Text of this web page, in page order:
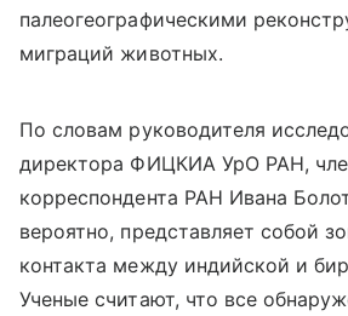
палеогеографическими
миграций животных.
По словам руководителя
директора ФИЦКИА УрО РАН,
корреспондента РАН Ивана
вероятно, представляет собой
контакта между индийской и
Ученые считают, что все